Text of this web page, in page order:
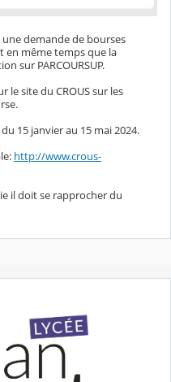
demande de bourses
en même temps que la
sur PARCOURSUP.
le site du CROUS sur les
15 janvier au 15 mai 2024.
http://www.crous-
il doit se rapprocher du